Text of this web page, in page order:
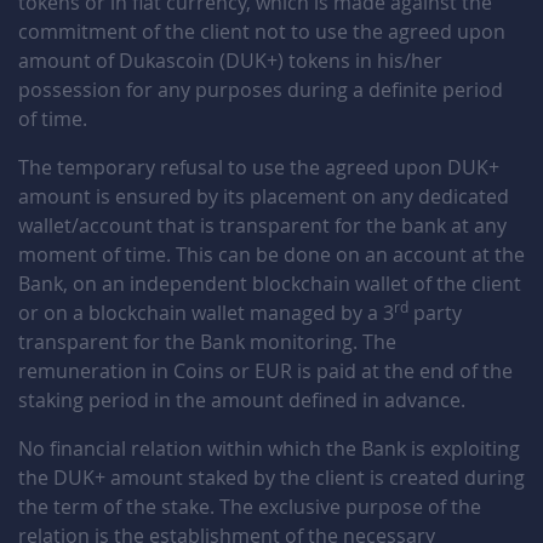
ROfLBYaq Octobre 31, 2025 Octobre 31, 2026
CrYE2rSz Octobre 31, 2025 Octobre 31, 2026
glU9dleC
16xjBayd Octobre 20, 2025 Octobre 20, 2026
QFw5U64i Octobre 19, 2025 Octobre 19, 2026
fThOK6JH Octobre 18, 2025 Octobre 18, 2026
pYPGl79Q Octobre 17, 2025 Octobre 17, 2026
UbnZ9dUf Octobre 09, 2025 Octobre 09, 2026
b38aGHmp Octobre 08, 2025 Octobre 08, 2026
commitment of the client not to use the agreed upon
amount of Dukascoin (DUK+) tokens in his/her
possession for any purposes during a definite period
of time.
The temporary refusal to use the agreed upon DUK+
amount is ensured by its placement on any dedicated
wallet/account that is transparent for the bank at any
moment of time. This can be done on an account at the
Bank, on an independent blockchain wallet of the client
or on a blockchain wallet managed by a 3rd party
transparent for the Bank monitoring. The
remuneration in Coins or EUR is paid at the end of the
staking period in the amount defined in advance.
No financial relation within which the Bank is exploiting
the DUK+ amount staked by the client is created during
the term of the stake. The exclusive purpose of the
relation is the establishment of the necessary